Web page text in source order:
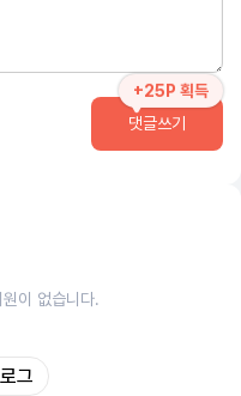
+25P 획득
댓글쓰기
이 없습니다.
그